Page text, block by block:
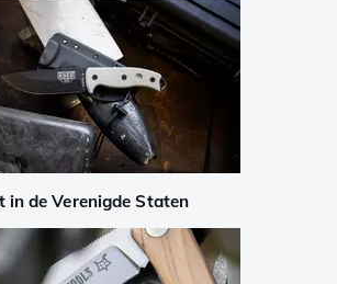
in de Verenigde Staten